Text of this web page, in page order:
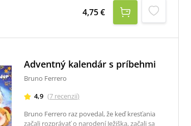
zväzku sa nachádza niečo cez štyridsať
poviedok s krásnou myšlienkou – niekedy
vtipnou, niekedy vážnou, ale vždy na
4,75 €
Adventný kalendár s príbehmi
Bruno Ferrero
4,9 (7 recenzií)
Bruno Ferrero raz povedal, že keď kresťania
začali rozprávať o narodení Ježiška, začali sa